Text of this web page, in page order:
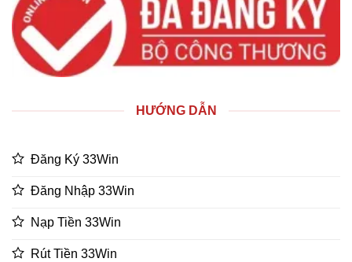
HƯỚNG DẪN
Đăng Ký 33Win
Đăng Nhập 33Win
Nạp Tiền 33Win
Rút Tiền 33Win